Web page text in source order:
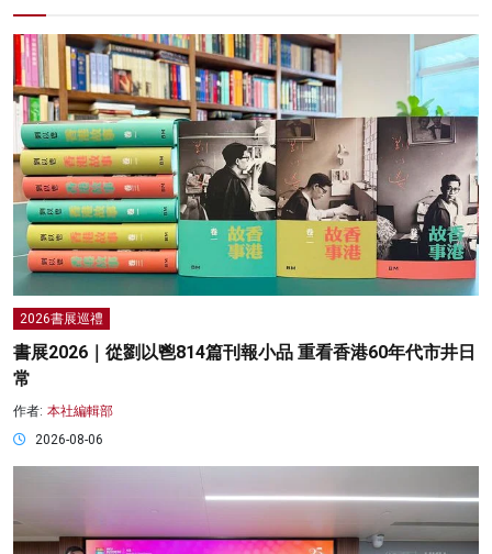
2026書展巡禮
書展2026｜從劉以鬯814篇刊報小品 重看香港60年代市井日
常
作者: 本社編輯部
2026-08-06